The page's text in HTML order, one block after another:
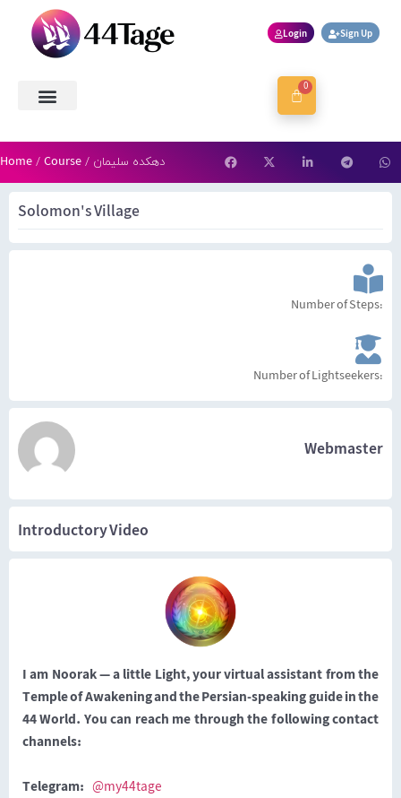
Login Sign Up
0
Home / Course / دهکده سلیمان
Solomon's Village
Number of Steps:
Number of Lightseekers:
Webmaster
Introductory Video
I am Noorak — a little Light, your virtual assistant from the
Temple of Awakening and the Persian-speaking guide in the
44 World. You can reach me through the following contact
channels:
Telegram: @my44tage